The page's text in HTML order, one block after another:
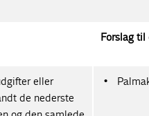
Forslag
eller
de nederste